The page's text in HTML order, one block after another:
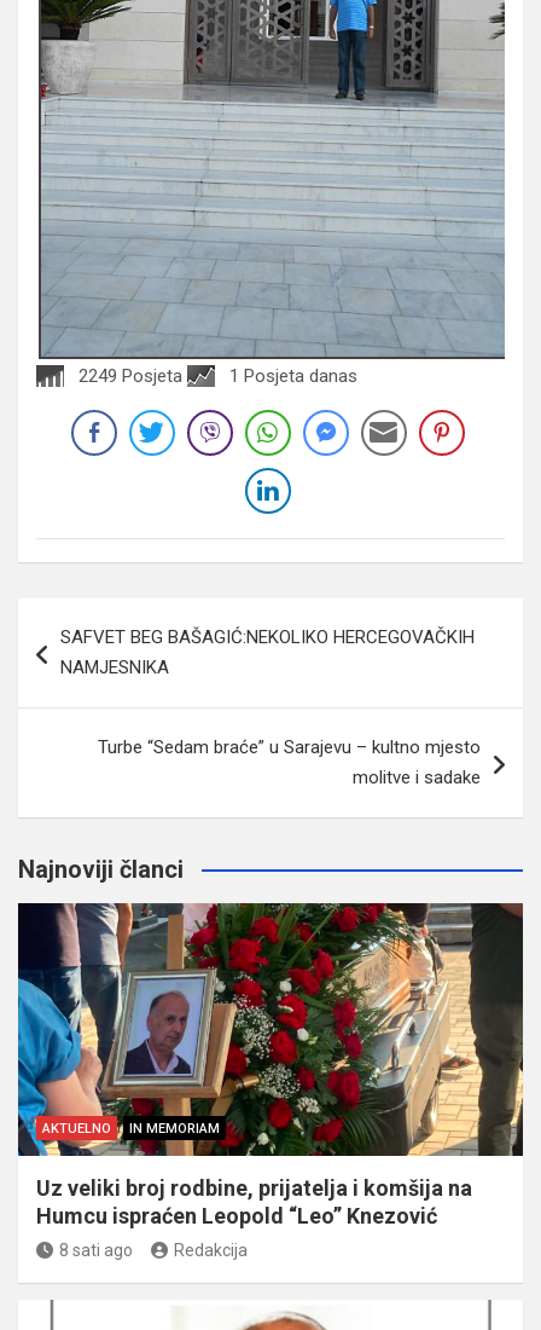
2249 Posjeta 1 Posjeta danas
članaka
SAFVET BEG BAŠAGIĆ:NEKOLIKO HERCEGOVAČKIH
NAMJESNIKA
Turbe “Sedam braće” u Sarajevu – kultno mjesto
molitve i sadake
Najnoviji članci
AKTUELNO IN MEMORIAM
Uz veliki broj rodbine, prijatelja i komšija na
Humcu ispraćen Leopold “Leo” Knezović
8 sati ago Redakcija